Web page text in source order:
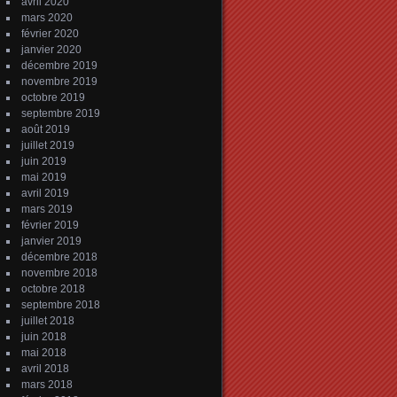
mars 2020
février 2020
janvier 2020
décembre 2019
novembre 2019
octobre 2019
septembre 2019
août 2019
juillet 2019
juin 2019
mai 2019
avril 2019
mars 2019
février 2019
janvier 2019
décembre 2018
novembre 2018
octobre 2018
septembre 2018
juillet 2018
juin 2018
mai 2018
avril 2018
mars 2018